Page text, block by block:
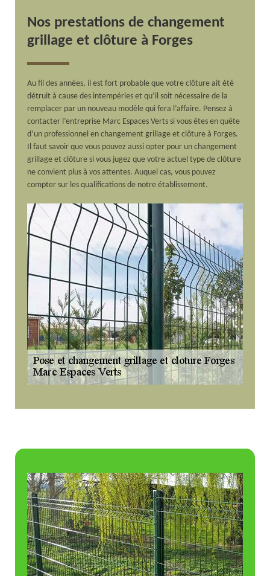
Nos prestations de changement
grillage et clôture à Forges
Au fil des années, il est fort probable que votre clôture ait été
détruit à cause des intempéries et qu’il soit nécessaire de la
remplacer par un nouveau modèle qui fera l’affaire. Pensez à
contacter l’entreprise Marc Espaces Verts si vous êtes en quête
d’un professionnel en changement grillage et clôture à Forges.
Il faut savoir que vous pouvez aussi opter pour un changement
grillage et clôture si vous jugez que votre actuel type de clôture
ne convient plus à vos attentes. Auquel cas, vous pouvez
compter sur les qualifications de notre établissement.